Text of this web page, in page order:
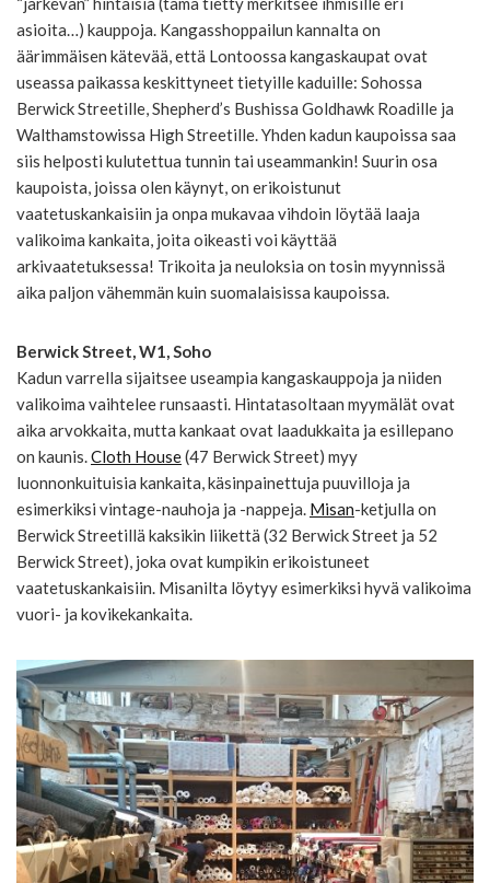
asioita…) kauppoja. Kangasshoppailun kannalta on
äärimmäisen kätevää, että Lontoossa kangaskaupat ovat
useassa paikassa keskittyneet tietyille kaduille: Sohossa
Berwick Streetille, Shepherd’s Bushissa Goldhawk Roadille ja
Walthamstowissa High Streetille. Yhden kadun kaupoissa saa
siis helposti kulutettua tunnin tai useammankin! Suurin osa
kaupoista, joissa olen käynyt, on erikoistunut
vaatetuskankaisiin ja onpa mukavaa vihdoin löytää laaja
valikoima kankaita, joita oikeasti voi käyttää
arkivaatetuksessa! Trikoita ja neuloksia on tosin myynnissä
aika paljon vähemmän kuin suomalaisissa kaupoissa.
Berwick Street, W1, Soho
Kadun varrella sijaitsee useampia kangaskauppoja ja niiden
valikoima vaihtelee runsaasti. Hintatasoltaan myymälät ovat
aika arvokkaita, mutta kankaat ovat laadukkaita ja esillepano
on kaunis.Cloth House(47 Berwick Street) myy
luonnonkuituisia kankaita, käsinpainettuja puuvilloja ja
esimerkiksi vintage-nauhoja ja -nappeja. Misan-ketjulla on
Berwick Streetillä kaksikin liikettä (32 Berwick Street ja 52
Berwick Street), joka ovat kumpikin erikoistuneet
vaatetuskankaisiin. Misanilta löytyy esimerkiksi hyvä valikoima
vuori- ja kovikekankaita.